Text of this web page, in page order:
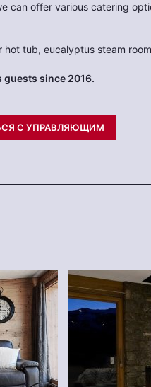
can offer various catering
tub, eucalyptus steam room
guests since 2016.
С УПРАВЛЯЮЩИМ